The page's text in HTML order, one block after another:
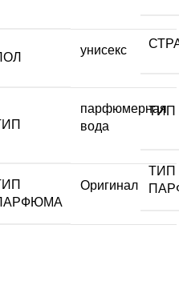
унисекс
парфюмерная
вода
Оригинал
ТИП
ТИП